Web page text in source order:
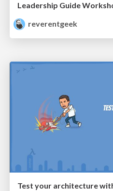
Leadership Guide
reverentgeek
Test your architecture